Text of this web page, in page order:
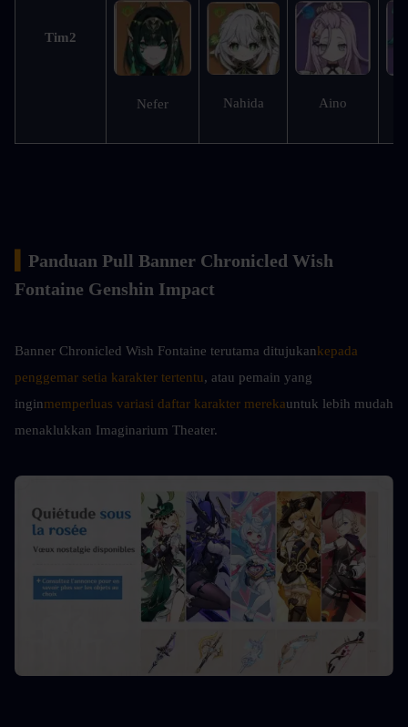
Tim2
Nefer Nahida Aino
Panduan Pull Banner Chronicled Wish
Fontaine Genshin Impact
Banner Chronicled Wish Fontaine terutama ditujukankepada
penggemar setia karakter tertentu, atau pemain yang
inginmemperluas variasi daftar karakter merekauntuk lebih mudah
menaklukkan Imaginarium Theater.